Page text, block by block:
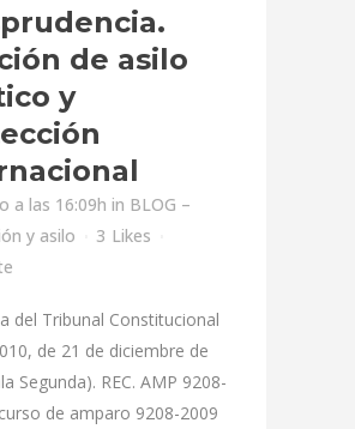
de asilo
y
a las 16:09h in BLOG –
y asilo
3 Likes
del Tribunal Constitucional
de 21 de diciembre de
Segunda). REC. AMP 9208-
de amparo 9208-2009